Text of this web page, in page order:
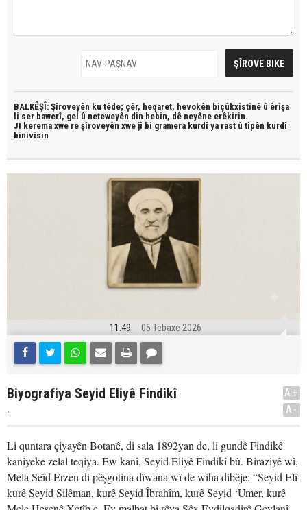
BALKÊŞÎ: Şîroveyên ku têde; çêr, heqaret, hevokên biçûkxistinê û êrîşa
li ser bawerî, gel û neteweyên din hebin, dê neyêne erêkirin.
JI kerema xwe re şîroveyên xwe jî bi gramera kurdî ya rast û tîpên kurdî
binivîsin
11:49 05 Tebaxe 2026
Biyografiya Seyid Eliyê Findikî
.
A+
A-
Li quntara çiyayên Botanê, di sala 1892yan de, li gundê Findikê
kaniyeke zelal teqiya. Ew kanî, Seyid Eliyê Findikî bû. Biraziyê wî,
Mela Seîd Erzen di pêşgotina dîwana wî de wiha dibêje: “Seyid Elî
kurê Seyid Silêman, kurê Seyid Îbrahîm, kurê Seyid ‘Umer, kurê